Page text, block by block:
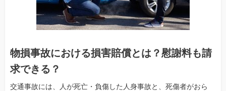
物損事故における損害賠償とは？慰謝料も請
求できる？
交通事故には、人が死亡・負傷した人身事故と、死傷者がおら